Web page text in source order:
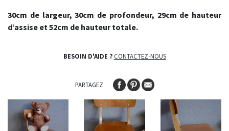
30cm de largeur, 30cm de profondeur, 29cm de hauteur
d’assise et 52cm de hauteur totale.
BESOIN D'AIDE ? CONTACTEZ-NOUS
PARTAGEZ